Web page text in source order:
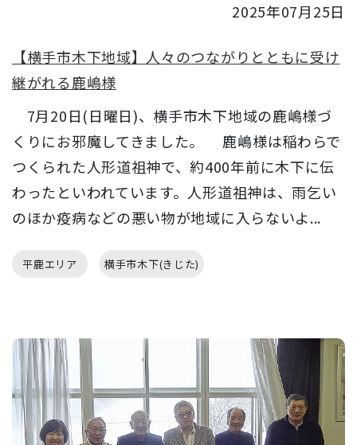
2025年07月25日
【横手市木下地域】人々のつながりとともに受け
継がれる鹿嶋様
7月20日(日曜日)、横手市木下地域の鹿嶋様づ
くりにお邪魔してきました。 鹿嶋様は稲わらで
つくられた人形道祖神で、約400年前に木下に伝
わったといわれています。人形道祖神は、雨乞い
のほか疫病などの悪い物が地域に入らないよ...
平鹿エリア 横手市木下(きじた)